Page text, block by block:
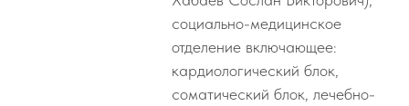
социально-медицинское
отделение включающее:
кардиологический блок,
соматический блок, лечебно-